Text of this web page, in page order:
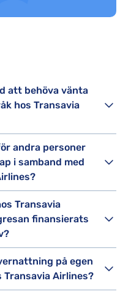
att behöva vänta
hos Transavia
andra personer
i samband med
Transavia
finansierats
på egen
Airlines?